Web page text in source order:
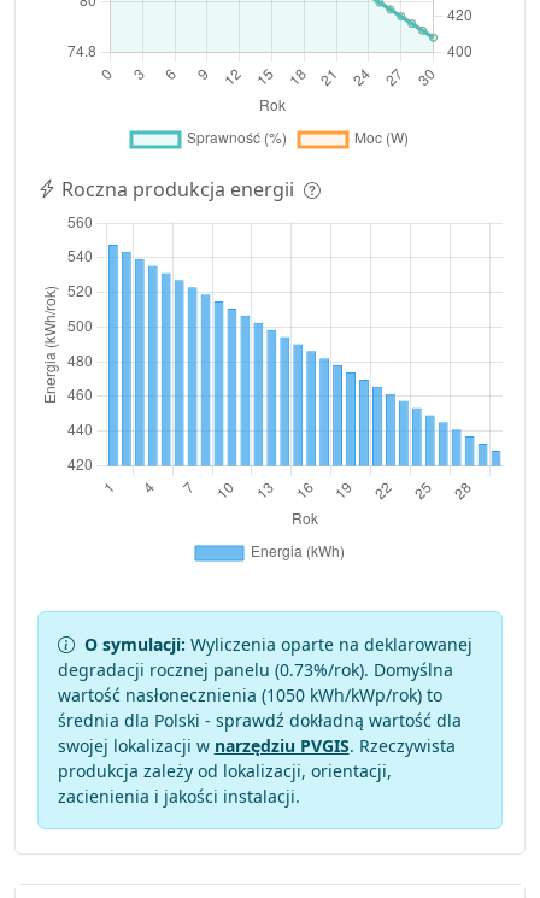
Roczna produkcja energii
O symulacji: Wyliczenia oparte na deklarowanej
degradacji rocznej panelu (0.73%/rok). Domyślna
wartość nasłonecznienia (1050 kWh/kWp/rok) to
średnia dla Polski - sprawdź dokładną wartość dla
swojej lokalizacji w narzędziu PVGIS. Rzeczywista
produkcja zależy od lokalizacji, orientacji,
zacienienia i jakości instalacji.